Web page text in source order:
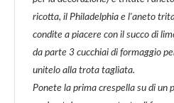
ricotta, il Philadelphia e l'aneto
condite a piacere con il succo di
da parte 3 cucchiai di formaggio
unitelo alla trota tagliata.
Ponete la prima crespella su di un